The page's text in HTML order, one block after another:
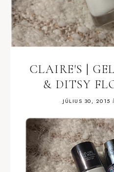
CLAIRE'S |
& DITSY
JÚLIUS 30, 2015